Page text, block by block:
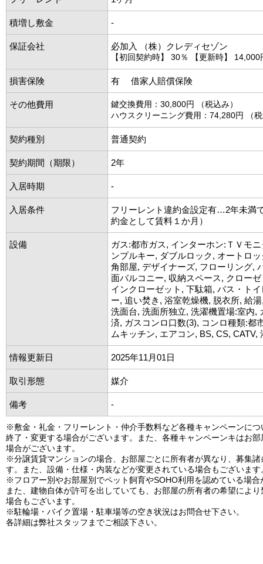
積増し敷金 -
保証会社 必加入 （株）クレディセゾン
【初回契約時】 30％ 【更新時】 14,000
損害保険 有 借家人賠償保険
その他費用
鍵交換費用：30,800円 （税込み）
ハウスクリーニング費用：74,280円 （
契約種別 普通契約
契約期間（期限） 2年
入居時期 -
入居条件
フリーレント違約金設定有…2年未満
約金として賃料１か月）
設備
ガス:都市ガス, インターホン:ＴＶモ
ンプルキー, ダブルロック, オートロ
角部屋, デザイナーズ, フローリング,
面バルコニー, 収納スペース, クロー
インクローゼット, 下駄箱, バス・ト
ー, 追い焚き, 浴室乾燥機, 脱衣所, 給
洗面台, 洗面所独立, 洗濯機置場:室内,
済, ガスコンロ口数(3), コンロ種類:都
ムキッチン, エアコン, BS, CS, CATV,
情報更新日 2025年11月01日
取引形態 媒介
備考 -
※敷金・礼金・フリーレント・仲介手数料など各種キャンペーンにつ
終了・変更する場合がございます。また、各種キャンペーンキはお
場合がございます。
※分譲賃貸マンションの場合、お部屋ごとに所有者が異なり、募集諸
す。また、設備・仕様・内装などが変更されている場合もございます
※フロアー別やお部屋別でペット飼育やSOHO利用を認めている場合
また、建物自体が許可を出していても、お部屋の所有者の希望によ
場合もございます。
※駐輪場・バイク置場・駐車場等の空き状況はお問合せ下さい。
各詳細は弊社スタッフまでご相談下さい。